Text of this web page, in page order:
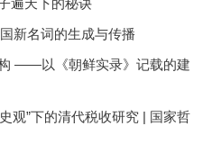
遍天下的秘诀
新名词的生成与传播
——以《朝鲜实录》记载的建
观”下的清代税收研究 | 国家哲